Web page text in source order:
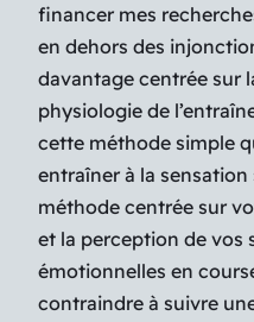
financer mes
en dehors des
davantage centrée sur
physiologie de
cette méthode simple
entraîner à la sensation
méthode centrée sur
et la perception de vos
émotionnelles en
contraindre à suivre